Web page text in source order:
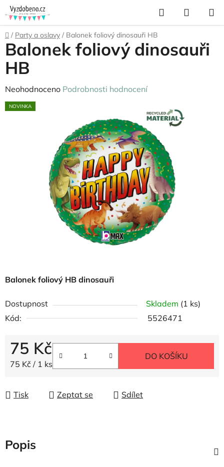
Přejít
na
obsah
Hledat
KOŠÍK
Domů
/ Party a oslavy / Balonek foliový dinosauři HB
Balonek foliový HB dinosauři
Dostupnost Skladem (1 ks)
Kód:
5526471
75 Kč
Měrná cena:
75 Kč / 1 ks
DO KOŠÍKU
Tisk Zeptat se Sdílet
Balonek foliový dinosauři
HB
Průměrné
hodnocení
Neohodnoceno Podrobnosti hodnocení
NOVINKA
Popis